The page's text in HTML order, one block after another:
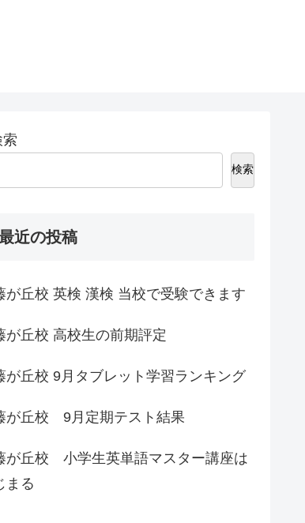
索
検索
近の投稿
が丘校 英検 漢検 当校で受験できます
が丘校 高校生の前期評定
が丘校 9月タブレット学習ランキング
が丘校 9月定期テスト結果
が丘校 小学生英単語マスター講座は
まる